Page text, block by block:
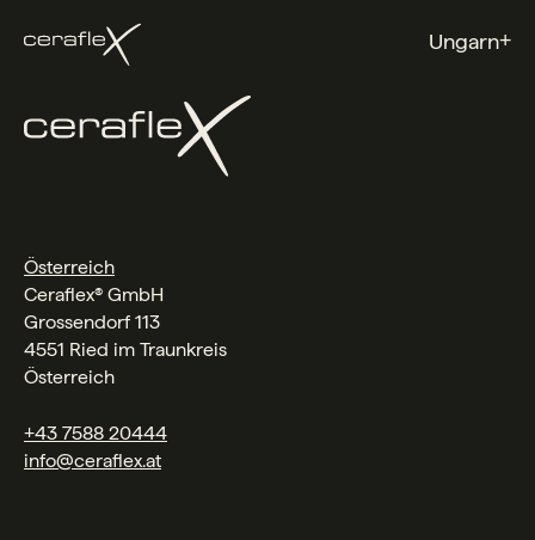
Ungarn+
Österreich
Ceraflex® GmbH
Grossendorf 113
4551 Ried im Traunkreis
Österreich
+43 7588 20444
info@ceraflex.at